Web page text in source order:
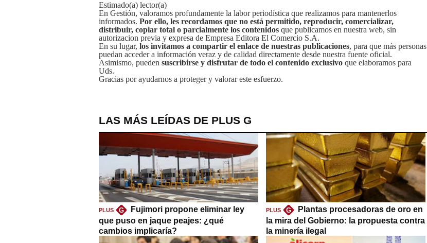
Estimado(a) lector(a)
En Gestión, valoramos profundamente la labor periodística que realizamos para mantenerlos
informados. Por ello, les recordamos que no está permitido, reproducir, comercializar,
distribuir, copiar total o parcialmente los contenidos que publicamos en nuestra web, sin
autorizacion previa y expresa de Empresa Editora El Comercio S.A.
En su lugar, los invitamos a compartir el enlace de nuestras publicaciones, para que más personas
puedan acceder a información veraz y de calidad directamente desde nuestra fuente oficial.
Asimismo, pueden suscribirse y disfrutar de todo el contenido exclusivo que elaboramos para
Uds.
Gracias por ayudarnos a proteger y valorar este esfuerzo.
LAS MÁS LEÍDAS DE PLUS G
PLUS G
Fujimori propone eliminar ley
que puso en jaque peajes: ¿qué
cambios implicaría?
PLUS G
Plantas procesadoras de oro en
la mira del Gobierno: la propuesta contra
la minería ilegal